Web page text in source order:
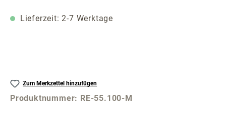
Lieferzeit: 2-7 Werktage
Zum Merkzettel hinzufügen
Produktnummer: RE-55.100-M